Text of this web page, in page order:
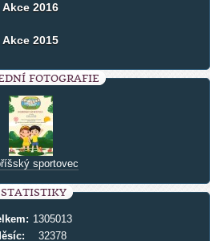
Akce 2016
Akce 2015
FOTOGRAFIE
sportovec
STATISTIKY
1305013
32378